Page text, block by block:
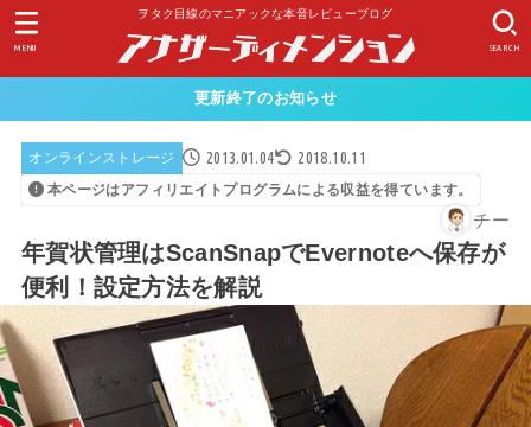
ヲタク目線のマニアックな本音レビューブログ
SEARCH
MENU
更新終了のお知らせ
オンラインストレージ 2013.01.04 2018.10.11
本ページはアフィリエイトプログラムによる収益を得ています。
チー
年賀状管理はScanSnapでEvernoteへ保存が
便利！設定方法を解説